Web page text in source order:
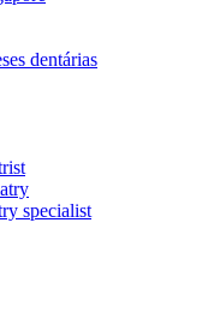
dentárias
specialist